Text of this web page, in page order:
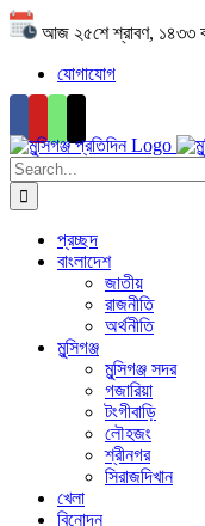
Skip
to
আজ ২৫শে শ্রাবণ, ১৪৩৩
যোগাযোগ
Search
for:
প্রচ্ছদ
বাংলাদেশ
জাতীয়
রাজনীতি
অর্থনীতি
মুন্সিগঞ্জ
মুন্সিগঞ্জ সদর
গজারিয়া
টংগীবাড়ি
লৌহজং
শ্রীনগর
সিরাজদিখান
খেলা
বিনোদন